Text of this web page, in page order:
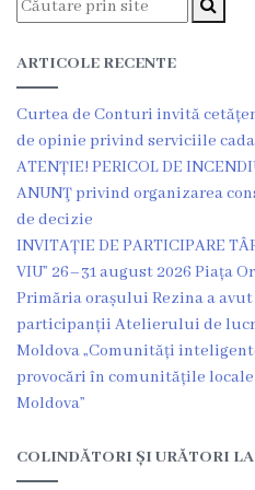
Contracte
Licitație
cu
strigare
de
vânzare
verbal
ARTICOLE RECENTE
Curtea de Conturi invită
de opinie privind serviciile
ATENȚIE! PERICOL DE
ANUNŢ privind organizarea
de decizie
INVITAȚIE DE PARTICIPARE
VIU” 26–31 august 2026 Piața
Primăria orașului Rezina a
participanții Atelierului de
Moldova „Comunități
provocări în comunitățile
Moldova”
COLINDĂTORI ȘI URĂTORI